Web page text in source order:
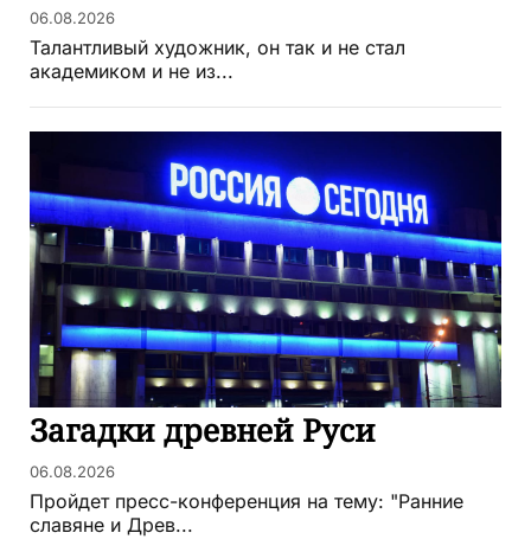
06.08.2026
Талантливый художник, он так и не стал
академиком и не из...
Загадки древней Руси
06.08.2026
Пройдет пресс-конференция на тему: "Ранние
славяне и Древ...